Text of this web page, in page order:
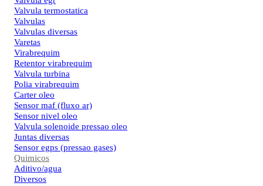
Valvula termostatica
Valvulas
Valvulas diversas
Varetas
Virabrequim
Retentor virabrequim
Valvula turbina
Polia virabrequim
Carter oleo
Sensor maf (fluxo ar)
Sensor nivel oleo
Valvula solenoide pressao oleo
Juntas diversas
Sensor egps (pressao gases)
Quimicos
Aditivo/agua
Diversos